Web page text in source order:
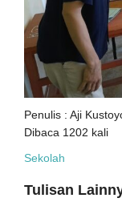
Penulis : Aji
Dibaca 1202 kali
Sekolah
Tulisan